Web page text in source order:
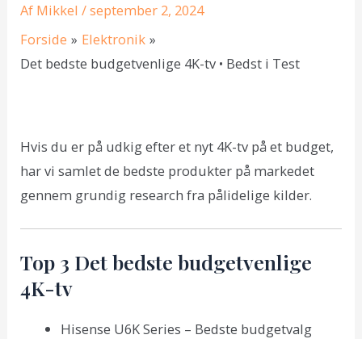
Af Mikkel/ september 2, 2024
Forside
Elektronik
Det bedste budgetvenlige 4K-tv • Bedst i Test
Hvis du er på udkig efter et nyt 4K-tv på et budget,
har vi samlet de bedste produkter på markedet
gennem grundig research fra pålidelige kilder.
Top 3 Det bedste budgetvenlige
4K-tv
Hisense U6K Series – Bedste budgetvalg